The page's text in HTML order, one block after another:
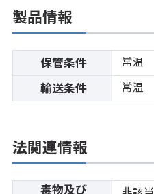
製品情報
保管条件 常温
輸送条件 常温
法関連情報
毒物及び